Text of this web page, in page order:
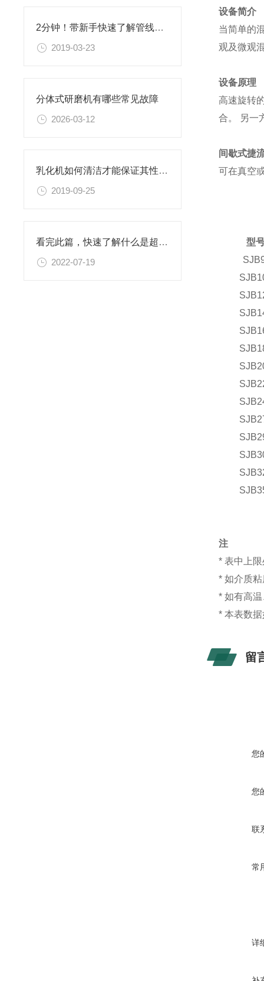
2分钟！带新手快速了解管线式乳化机！
2019-03-23
分体式研磨机有哪些常见故障
2026-03-12
乳化机如何清洁才能保证其性能？
2019-09-25
看完此篇，快速了解什么是超高速立式进口分散机？
2022-07-19
设备简介
当简单的
观及微观
设备原理
高速旋转
合。 另一
间歇式捷
可在真空
型
S
S
S
S
S
S
S
S
S
S
S
S
S
S
注
* 表中上
* 如介质
* 如有高
* 本表数
留
您
您
联
常
详